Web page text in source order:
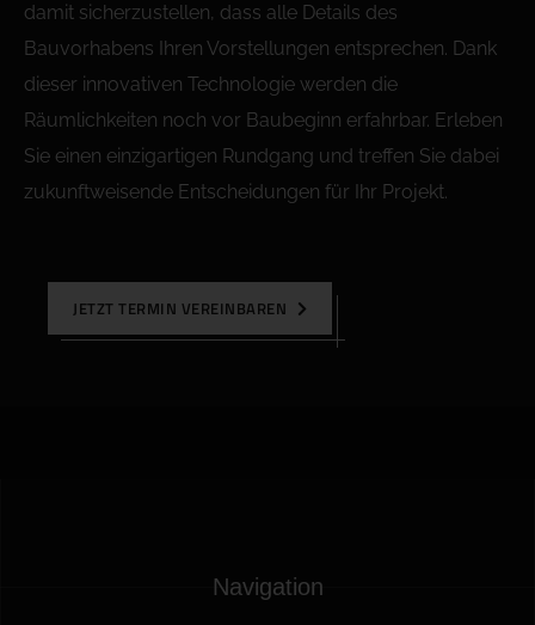
damit sicherzustellen, dass alle Details des
Bauvorhabens Ihren Vorstellungen entsprechen. Dank
dieser innovativen Technologie werden die
Räumlichkeiten noch vor Baubeginn erfahrbar. Erleben
Sie einen einzigartigen Rundgang und treffen Sie dabei
zukunftweisende Entscheidungen für Ihr Projekt.
JETZT TERMIN VEREINBAREN
Navigation